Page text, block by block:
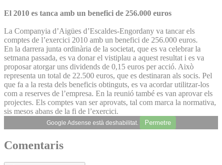
El 2010 es tanca amb un benefici de 256.000 euros
La Companyia d’Aigües d’Escaldes-Engordany va tancar els
comptes de l’exercici 2010 amb un benefici de 256.000 euros.
En la darrera junta ordinària de la societat, que es va celebrar la
setmana passada, es va donar el vistiplau a aquest resultat i es va
proposar atorgar uns dividends de 0,15 euros per acció. Això
representa un total de 22.500 euros, que es destinaran als socis. Pel
que fa a la resta dels beneficis obtinguts, es va acordar utilitzar-los
com a reserves de l’empresa. En la reunió també es van aprovar els
projectes. Els comptes van ser aprovats, tal com marca la normativa,
sis mesos abans de la fi de l’exercici.
Google Adsense està deshabilitat. Permetre
Comentaris